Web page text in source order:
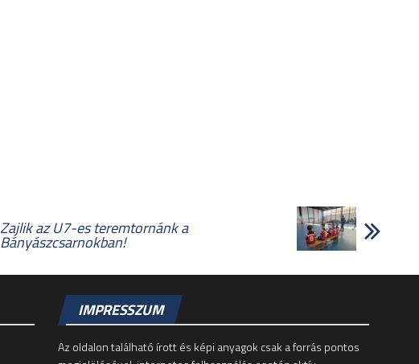
Zajlik az U7-es teremtornánk a
Bányászcsarnokban!
IMPRESSZUM
Az oldalon található írott és képi anyagok csak a forrás pontos